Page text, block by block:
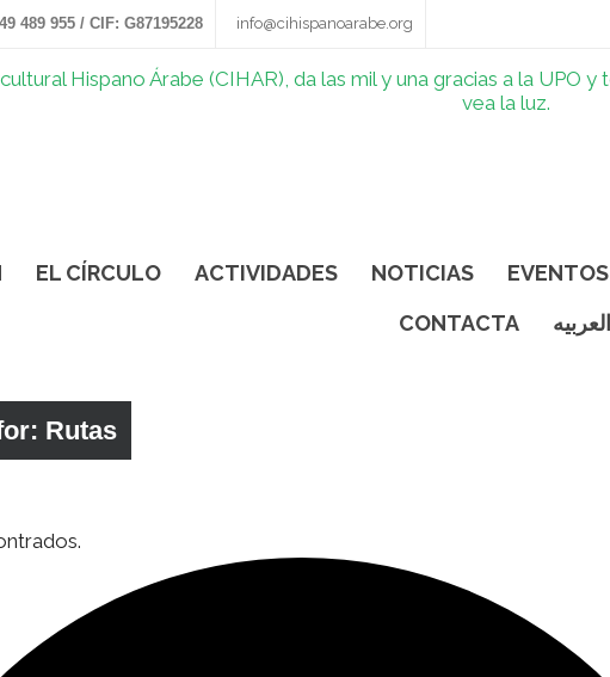
489 955 / CIF: G87195228 info@cihispanoarabe.org
EL CÍRCULO ACTIVIDADES NOTICIAS EVENTOS
CONTACTA
العربيه
Rutas